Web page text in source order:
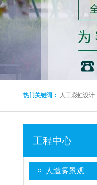
热门关键词： 人工彩虹设计
工程中心
人造雾景观